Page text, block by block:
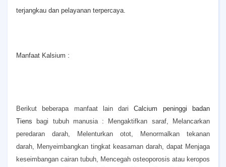
terjangkau dan pelayanan terpercaya.
Manfaat Kalsium :
Berikut beberapa manfaat lain dariCalcium peninggi badan
Tiens
bagi tubuh manusia : Mengaktifkan saraf, Melancarkan
peredaran darah, Melenturkan otot, Menormalkan tekanan
darah, Menyeimbangkan tingkat keasaman darah, dapat Menjaga
keseimbangan cairan tubuh, Mencegah osteoporosis atau keropos